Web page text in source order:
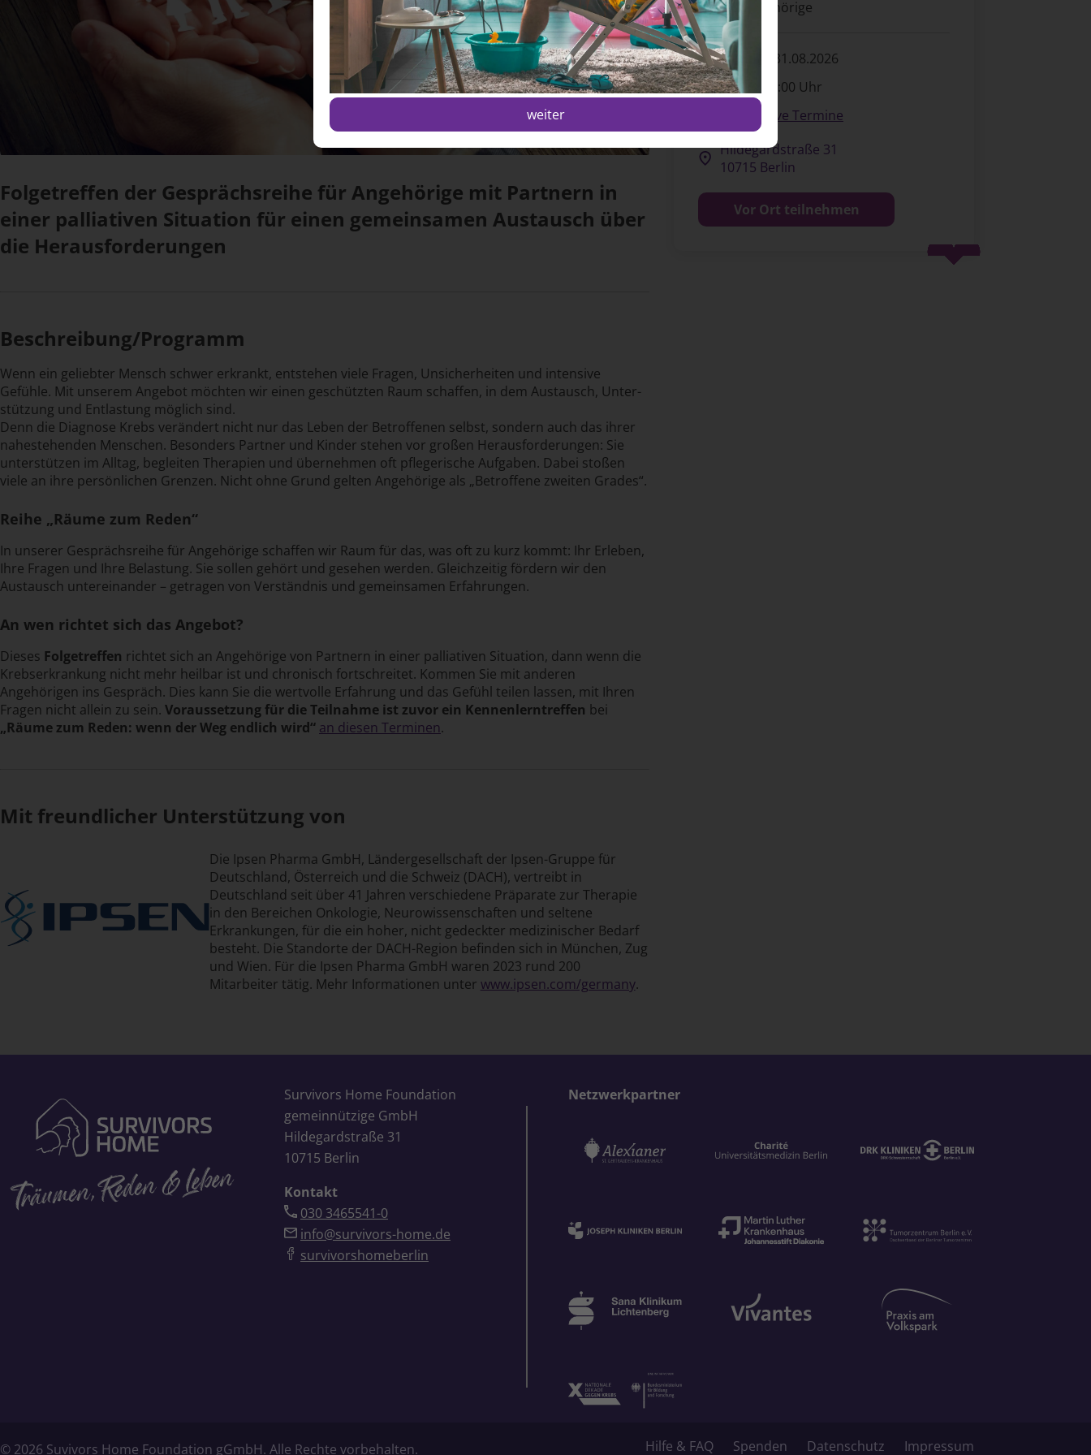
weiter
Folgetreffen der Gesprächsreihe für Angehörige mit Partnern in
einer palliativen Situation für einen gemeinsamen Austausch über
die Heraus­forderungen
Beschreibung/Programm
Wenn ein geliebter Mensch schwer erkrankt, entstehen viele Fragen, Unsicher­heiten und intensive
Gefühle. Mit unserem Angebot möchten wir einen geschützten Raum schaffen, in dem Austausch, Unter­
stützung und Ent­lastung möglich sind.
Denn die Diagnose Krebs verändert nicht nur das Leben der Betroffenen selbst, sondern auch das ihrer
nahe­stehenden Menschen. Besonders Partner und Kinder stehen vor großen Heraus­forderungen: Sie
unter­stützen im Alltag, begleiten Therapien und übernehmen oft pflegerische Auf­gaben. Dabei stoßen
viele an ihre persönlichen Grenzen. Nicht ohne Grund gelten Angehörige als „Betroffene zweiten Grades“.
Reihe „Räume zum Reden“
In unserer Gesprächs­reihe für Angehörige schaffen wir Raum für das, was oft zu kurz kommt: Ihr Erleben,
Ihre Fragen und Ihre Belastung. Sie sollen gehört und gesehen werden. Gleich­zeitig fördern wir den
Austausch untereinander – getragen von Verständnis und gemeinsamen Erfahrungen.
An wen richtet sich das Angebot?
Dieses Folge­treffen richtet sich an Angehörige von Partnern in einer palliativen Situation, dann wenn die
Krebs­erkrankung nicht mehr heilbar ist und chronisch fort­schreitet. Kommen Sie mit anderen
Angehörigen ins Gespräch. Dies kann Sie die wert­volle Erfahrung und das Gefühl teilen lassen, mit Ihren
Fragen nicht allein zu sein. Voraus­setzung für die Teil­nahme ist zuvor ein Kennenlern­treffen bei
„Räume zum Reden: wenn der Weg endlich wird“ an diesen Terminen.
Mit freundlicher Unterstützung von
Die Ipsen Pharma GmbH, Ländergesellschaft der Ipsen-Gruppe für
Deutschland, Österreich und die Schweiz (DACH), vertreibt in
Deutschland seit über 41 Jahren verschiedene Präparate zur Therapie
in den Bereichen Onkologie, Neurowissenschaften und seltene
Erkrankungen, für die ein hoher, nicht gedeckter medizinischer Bedarf
besteht. Die Standorte der DACH-Region befinden sich in München, Zug
und Wien. Für die Ipsen Pharma GmbH waren 2023 rund 200
Mitarbeiter tätig. Mehr Informationen unter www.ipsen.com/germany.
Für Angehörige
Montag, 31.08.2026
18:15 - 20:00 Uhr
Alternative Termine
Hildegardstraße 31
10715 Berlin
Vor Ort teilnehmen
Spenden
Survivors Home Foundation
gemeinnützige GmbH
Hildegardstraße 31
10715 Berlin
Kontakt
030 3465541-0
info@survivors-home.de
survivorshomeberlin
Netzwerkpartner
© 2026 Suvivors Home Foundation gGmbH. Alle Rechte vorbehalten. Hilfe & FAQ Spenden Datenschutz Impressum